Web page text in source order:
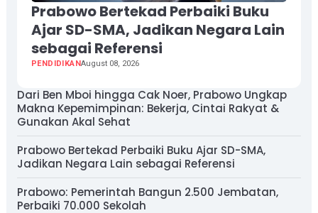
Prabowo Bertekad Perbaiki Buku
Ajar SD-SMA, Jadikan Negara Lain
sebagai Referensi
PENDIDIKANAugust 08, 2026
Dari Ben Mboi hingga Cak Noer, Prabowo Ungkap
Makna Kepemimpinan: Bekerja, Cintai Rakyat &
Gunakan Akal Sehat
Prabowo Bertekad Perbaiki Buku Ajar SD-SMA,
Jadikan Negara Lain sebagai Referensi
Prabowo: Pemerintah Bangun 2.500 Jembatan,
Perbaiki 70.000 Sekolah